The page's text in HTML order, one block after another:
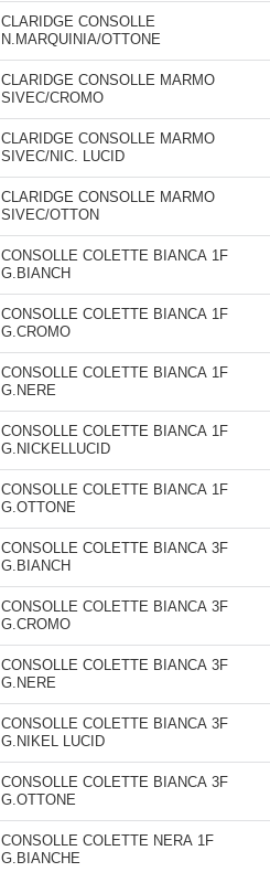
CLARIDGE CONSOLLE
N.MARQUINIA/OTTONE
CLARIDGE CONSOLLE MARMO
SIVEC/CROMO
CLARIDGE CONSOLLE MARMO
SIVEC/NIC. LUCID
CLARIDGE CONSOLLE MARMO
SIVEC/OTTON
CONSOLLE COLETTE BIANCA 1F
G.BIANCH
CONSOLLE COLETTE BIANCA 1F
G.CROMO
CONSOLLE COLETTE BIANCA 1F
G.NERE
CONSOLLE COLETTE BIANCA 1F
G.NICKELLUCID
CONSOLLE COLETTE BIANCA 1F
G.OTTONE
CONSOLLE COLETTE BIANCA 3F
G.BIANCH
CONSOLLE COLETTE BIANCA 3F
G.CROMO
CONSOLLE COLETTE BIANCA 3F
G.NERE
CONSOLLE COLETTE BIANCA 3F
G.NIKEL LUCID
CONSOLLE COLETTE BIANCA 3F
G.OTTONE
CONSOLLE COLETTE NERA 1F
G.BIANCHE